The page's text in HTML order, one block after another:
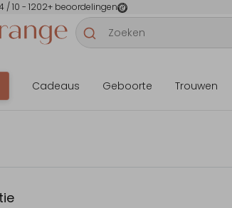
/ 10 - 1202+ beoordelingen
Cadeaus Geboorte Trouwen